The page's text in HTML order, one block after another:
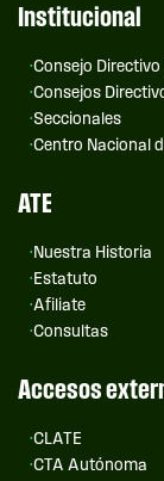
Institucional
Consejo Directivo
Consejos
Seccionales
Centro Nacional
ATE
Nuestra Historia
Estatuto
Afiliate
Consultas
Accesos
CLATE
CTA Autónoma